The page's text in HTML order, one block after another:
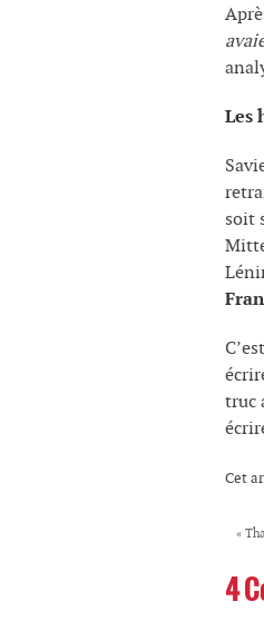
Les
soit
truc
Cet
«
4